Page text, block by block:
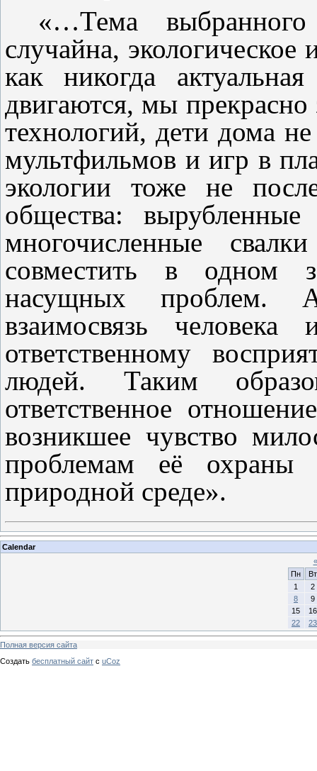
«…Тема
случайна, экологическое
как никогда
двигаются, мы
технологий, дети дома
мультфильмов и игр в
экологии тоже не
общества:
многочисленные
совместить в одном
насущных проблем.
взаимосвязь
ответственному
людей. Таким
ответственное
возникшее чувство
проблемам её охраны
природной среде».
Calendar
«
Пн
Вт
1
2
8
9
15
16
22
23
Полная версия сайта
Создать бесплатный сайт с uCoz